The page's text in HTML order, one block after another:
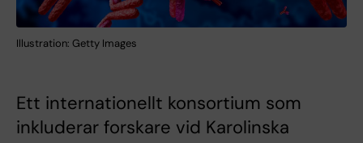
Illustration: Getty Images
Ett internationellt konsortium som
inkluderar forskare vid Karolinska